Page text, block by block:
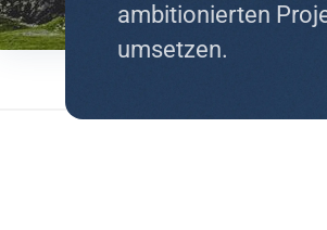
ambitionierten
umsetzen.